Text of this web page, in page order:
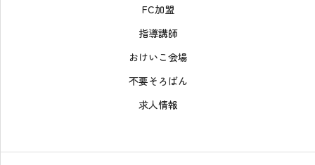
FC加盟
指導講師
おけいこ会場
不要そろばん
求人情報